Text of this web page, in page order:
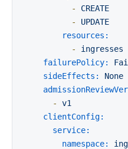
-
CREATE
-
UPDATE
resources:
-
ingresses
failurePolicy:
sideEffects:
None
-
v1
clientConfig:
service:
namespace: